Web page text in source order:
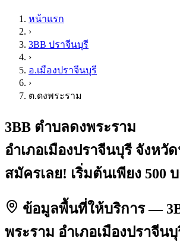
หน้าแรก
›
3BB ปราจีนบุรี
›
อ.เมืองปราจีนบุรี
›
ต.ดงพระราม
3BB ตำบลดงพระราม
อำเภอเมืองปราจีนบุรี จังหวั
สมัครเลย! เริ่มต้นเพียง 500
ข้อมูลพื้นที่ให้บริการ —
พระราม อำเภอเมืองปราจีน